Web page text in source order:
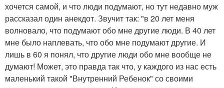
хочется самой, и что люди подумают, но тут недавно муж
рассказал один анекдот. Звучит так: "в 20 лет меня
волновало, что подумают обо мне другие люди. В 40 лет
мне было наплевать, что обо мне подумают другие. И
лишь в 60 я понял, что другие люди обо мне вообще не
думают! Может, это правда так что, у каждого из нас есть
маленький такой "Внутренний Ребенок" со своими